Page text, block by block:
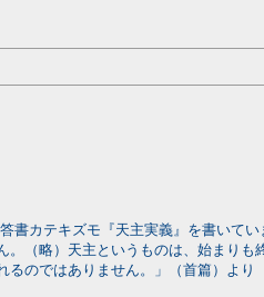
カテキズモ『天主実義』を書いてい
（略）天主というものは、始まりも
のではありません。」（首篇）より